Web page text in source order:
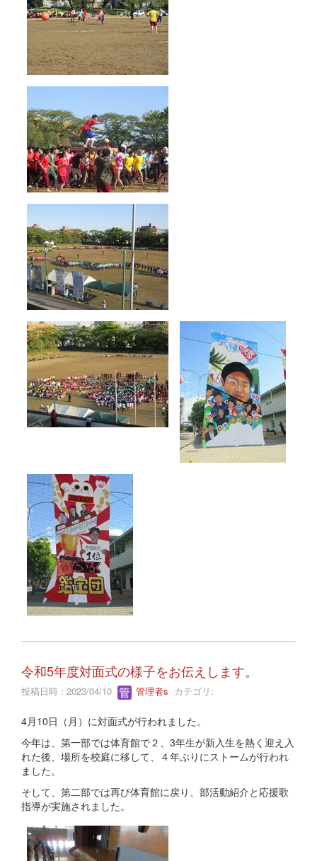
令和5年度対面式の様子をお伝えします。
投稿日時 : 2023/04/10 管理者s カテゴリ:
4月10日（月）に対面式が行われました。
今年は、第一部では体育館で２、3年生が新入生を熱く迎え入
れた後、場所を校庭に移して、４年ぶりにストームが行われ
ました。
そして、第二部では再び体育館に戻り、部活動紹介と応援歌
指導が実施されました。